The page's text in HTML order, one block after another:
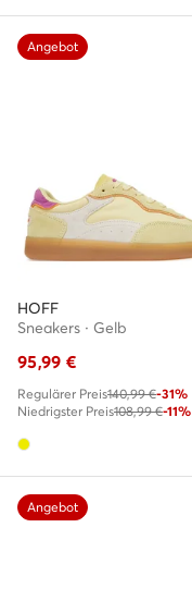
Angebot
HOFF
Sneakers · Gelb
95,99 €
Regulärer Preis140,99 €-31%
Niedrigster Preis108,99 €-11%
Angebot